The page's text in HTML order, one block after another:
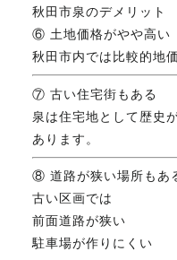
秋田市泉のデメリット
⑥ 土地価格がやや高い
秋田市内では比較的地
⑦ 古い住宅街もある
泉は住宅地として歴史
あります。
⑧ 道路が狭い場所もあ
古い区画では
前面道路が狭い
駐車場が作りにくい